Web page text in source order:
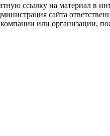
ссылку на материал в
сайта
или организации,